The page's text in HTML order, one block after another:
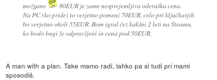
možgane
80EUR je zame nesprejemljiva oderuška cena.
Na PC (ko pride) to verjetno pomeni 70EUR, celo pri ključkarjih
bo verjetno okoli 55EUR. Bom igral čez kakšni 2 leti na Steamu,
ko bodo bugi že odpravljeni in cena pod 50EUR.
A man with a plan. Take mamo radi, lahko pa si tudi pri mami
sposodiš.